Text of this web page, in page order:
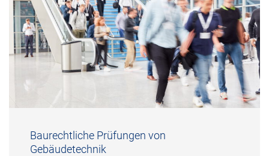
Baurechtliche Prüfungen von
Gebäudetechnik